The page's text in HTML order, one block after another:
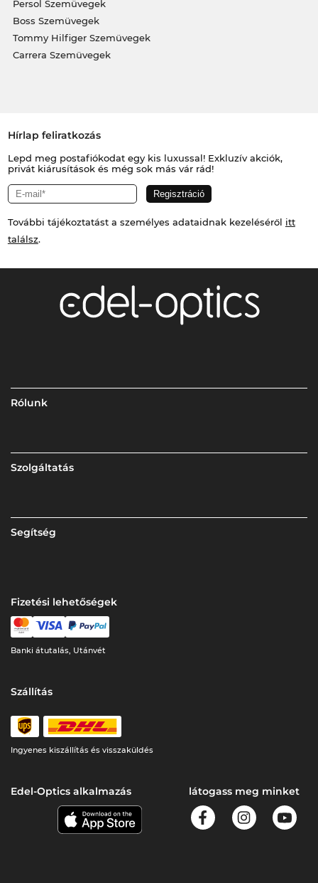
Persol Szemüvegek
Boss Szemüvegek
Tommy Hilfiger Szemüvegek
Carrera Szemüvegek
Hírlap feliratkozás
Lepd meg postafiókodat egy kis luxussal! Exkluzív akciók,
privát kiárusítások és még sok más vár rád!
További tájékoztatást a személyes adataidnak kezeléséről itt
találsz.
Rólunk
Szolgáltatás
Segítség
Fizetési lehetőségek
Banki átutalás, Utánvét
Szállítás
Ingyenes kiszállítás és visszaküldés
Edel-Optics alkalmazás látogass meg minket